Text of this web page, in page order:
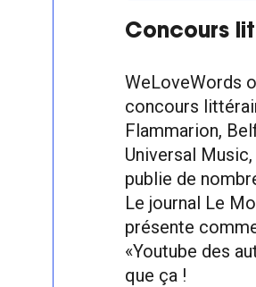
Concours
WeLoveWords
concours
Flammarion,
Universal
publie de
Le journal Le
présente
«Youtube des
que ça !